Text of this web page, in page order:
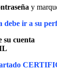
y
debe ir a su
su cuenta